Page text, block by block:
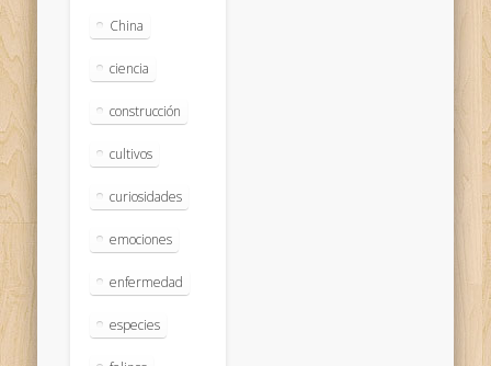
China
ciencia
construcción
cultivos
curiosidades
emociones
enfermedad
especies